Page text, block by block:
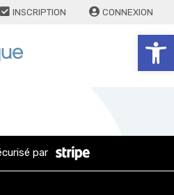
INSCRIPTION CONNEXION
par